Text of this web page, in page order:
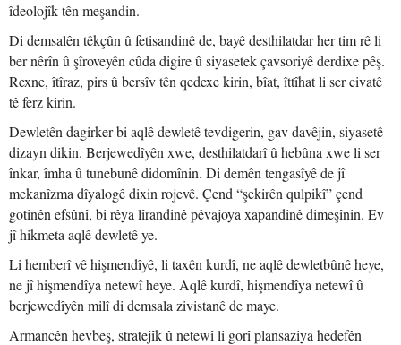
îdeolojîk tên meşandin.
Di demsalên têkçûn û fetisandinê de, bayê desthilatdar her tim rê li
ber nêrîn û şîroveyên cûda digire û siyasetek çavsoriyê derdixe pêş.
Rexne, îtîraz, pirs û bersîv tên qedexe kirin, bîat, îttîhat li ser civatê
tê ferz kirin.
Dewletên dagirker bi aqlê dewletê tevdigerin, gav davêjin, siyasetê
dizayn dikin. Berjewedîyên xwe, desthilatdarî û hebûna xwe li ser
înkar, îmha û tunebunê didomînin. Di demên tengasîyê de jî
mekanîzma dîyalogê dixin rojevê. Çend “şekirên qulpikî” çend
gotinên efsûnî, bi rêya lîrandinê pêvajoya xapandinê dimeşînin. Ev
jî hikmeta aqlê dewletê ye.
Li hemberî vê hişmendîyê, li taxên kurdî, ne aqlê dewletbûnê heye,
ne jî hişmendîya netewî heye. Aqlê kurdî, hişmendîya netewî û
berjewedîyên milî di demsala zivistanê de maye.
Armancên hevbeş, stratejîk û netewî li gorî plansaziya hedefên